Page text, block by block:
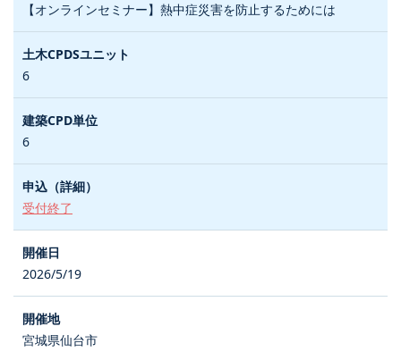
【オンラインセミナー】熱中症災害を防止するためには
6
6
受付終了
2026/5/19
宮城県仙台市